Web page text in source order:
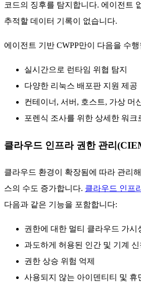
코드의 징후를 탐지합니다. 에이전트
추적할 데이터 기록이 없습니다.
에이전트 기반 CWPP만이 다음을 수
실시간으로 런타임 위협 탐지
다양한 리눅스 배포판 지원 제공
컨테이너, 서버, 호스트, 가상 머
포렌식 조사를 위한 상세한 워크
클라우드 인프라 권한 관리
클라우드 환경이 확장됨에 따라 관리
스의 수도 증가합니다. 클라우드 인프
다음과 같은 기능을 포함합니다:
권한에 대한 멀티 클라우드 가시
과도하게 허용된 인간 및 기계 신
권한 상승 위험 억제
사용되지 않는 아이덴티티 및 휴